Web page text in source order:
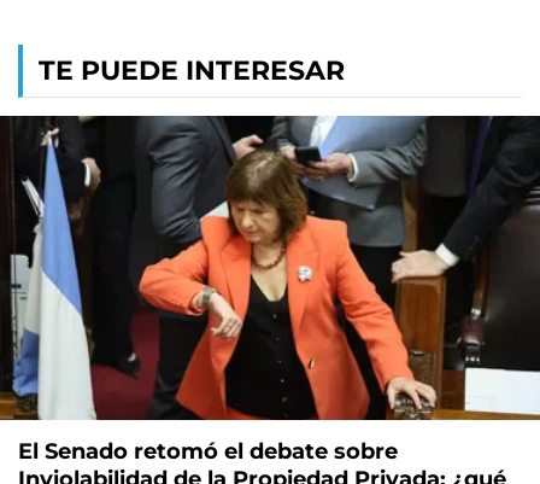
TE PUEDE INTERESAR
El Senado retomó el debate sobre